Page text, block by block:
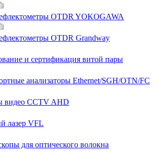
OTDR YOKOGAWA
OTDR Grandway
и сертификация витой пары
анализаторы Ethernet/SGH/OTN/FC
видео CCTV AHD
лазер VFL
для оптического волокна